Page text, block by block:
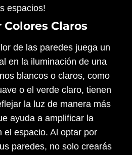
espacios!
Claros
de las paredes juega un
en la iluminación de una
blancos o claros, como
o el verde claro, tienen
la luz de manera más
ayuda a amplificar la
el espacio. Al optar por
paredes, no solo crearás